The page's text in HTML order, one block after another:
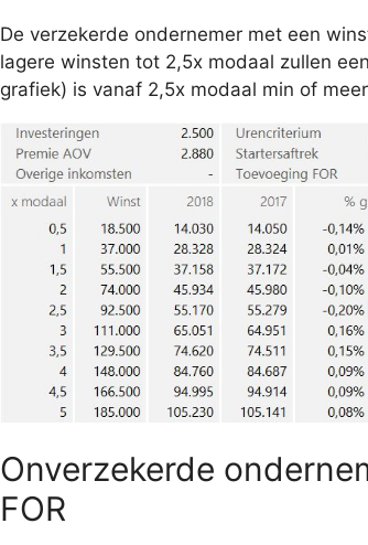
De verzekerde ondernemer met een
lagere winsten tot 2,5x modaal zullen
grafiek) is vanaf 2,5x modaal min of
Onverzekerde
FOR